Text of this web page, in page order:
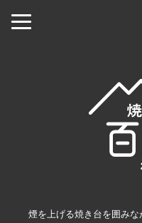
煙を上げる焼き台を囲み